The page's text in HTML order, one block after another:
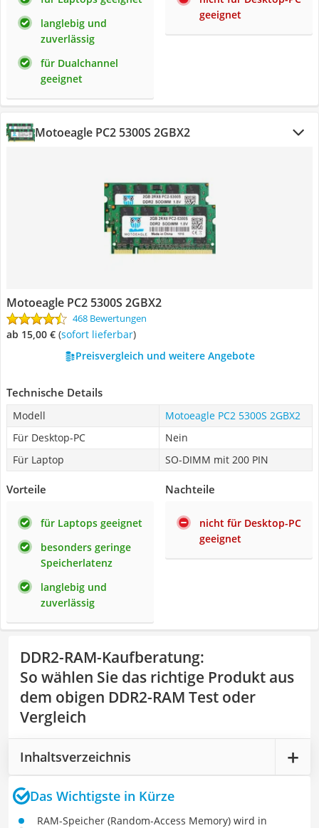
langlebig und
zuverlässig
für Dualchannel
geeignet
geeignet
Motoeagle PC2 5300S 2GBX2
Motoeagle PC2 5300S 2GBX2
468 Bewertungen
ab 15,00 € ( Sofort lieferbar)
Preisvergleich und weitere Angebote
Technische Details
Modell
Motoeagle PC2 5300S 2GBX2
Für Desktop-PC
Nein
Für Laptop
SO-DIMM mit 200 PIN
Vorteile
für Laptops geeignet
besonders geringe
Speicherlatenz
langlebig und
zuverlässig
Nachteile
nicht für Desktop-PC
geeignet
DDR2-RAM-Kaufberatung:
So wählen Sie das richtige Produkt aus
dem obigen DDR2-RAM Test oder
Vergleich
Inhaltsverzeichnis
Das Wichtigste in Kürze
RAM-Speicher (Random-Access Memory) wird in